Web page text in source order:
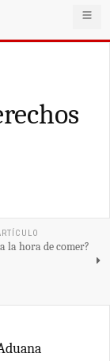
la hora de comer?